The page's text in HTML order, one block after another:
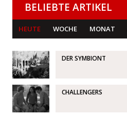
BELIEBTE ARTIKEL
HEUTE WOCHE MONAT
DER SYMBIONT
CHALLENGERS